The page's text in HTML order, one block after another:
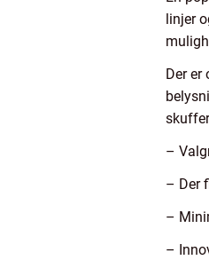
linjer
Der
–
– Der
–
–